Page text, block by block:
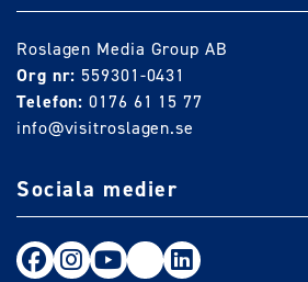
Roslagen Media Group AB
Org nr: 559301-0431
Telefon: 0176 61 15 77
info@visitroslagen.se
Sociala medier